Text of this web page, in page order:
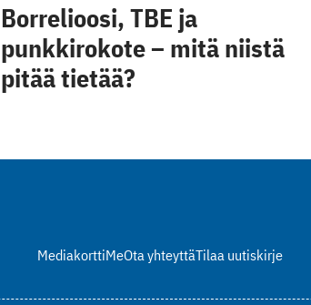
Borrelioosi, TBE ja
punkkirokote – mitä niistä
pitää tietää?
MediakorttiMeOta yhteyttäTilaa uutiskirje